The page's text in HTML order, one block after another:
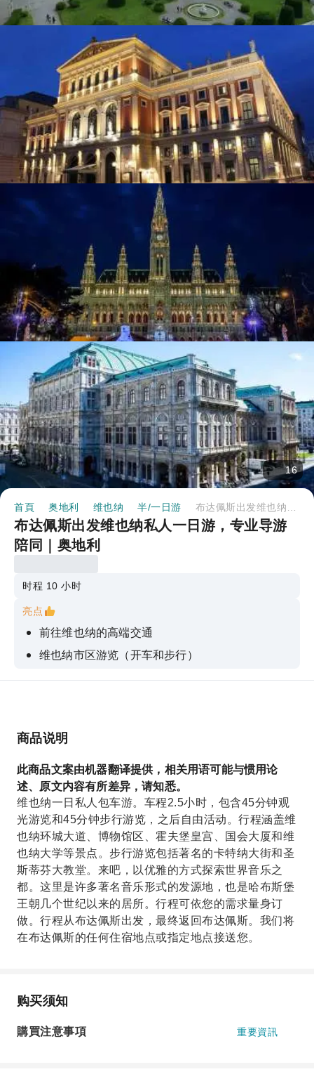
16
首頁 奥地利 维也纳 半/一日游
布达佩斯出发维也纳私人一日游，专业导游
陪同｜奥地利
时程 10 小时
亮点
前往维也纳的高端交通
维也纳市区游览（开车和步行）
圣斯蒂芬大教堂入口
商品说明
此商品文案由机器翻译提供，相关用语可能与惯用论
述、原文内容有所差异，请知悉。
维也纳一日私人包车游。车程2.5小时，包含45分钟观
光游览和45分钟步行游览，之后自由活动。行程涵盖维
也纳环城大道、博物馆区、霍夫堡皇宫、国会大厦和维
也纳大学等景点。步行游览包括著名的卡特纳大街和圣
斯蒂芬大教堂。来吧，以优雅的方式探索世界音乐之
都。这里是许多著名音乐形式的发源地，也是哈布斯堡
王朝几个世纪以来的居所。行程可依您的需求量身订
做。行程从布达佩斯出发，最终返回布达佩斯。我们将
在布达佩斯的任何住宿地点或指定地点接送您。
购买须知
購買注意事項 重要資訊